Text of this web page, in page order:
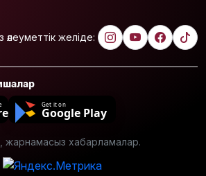
әлеуметтік желіде:
Get it on
Google Play
жарнамасыз хабарламалар.